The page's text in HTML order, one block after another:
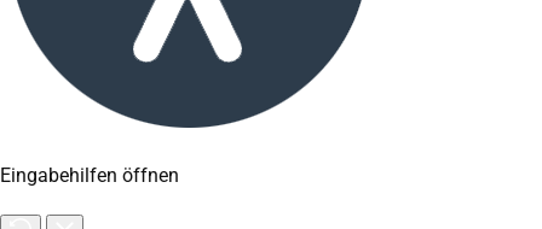
Eingabehilfen öffnen